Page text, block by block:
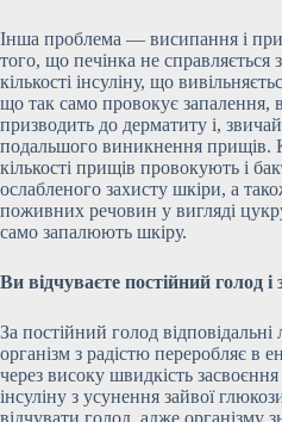
Інша проблема — висипання і
того, що печінка не справляється
кількості інсуліну, що
що так само провокує запалення,
призводить до дерматиту і,
подальшого виникнення прищів.
кількості прищів провокують і
ослабленого захисту шкіри, а
поживних речовин у вигляді
само запалюють шкіру.
Ви відчуваєте постійний голод і
За постійний голод відповідальні
організм з радістю переробляє в
через високу швидкість
інсуліну з усунення зайвої
відчувати голод, адже організму